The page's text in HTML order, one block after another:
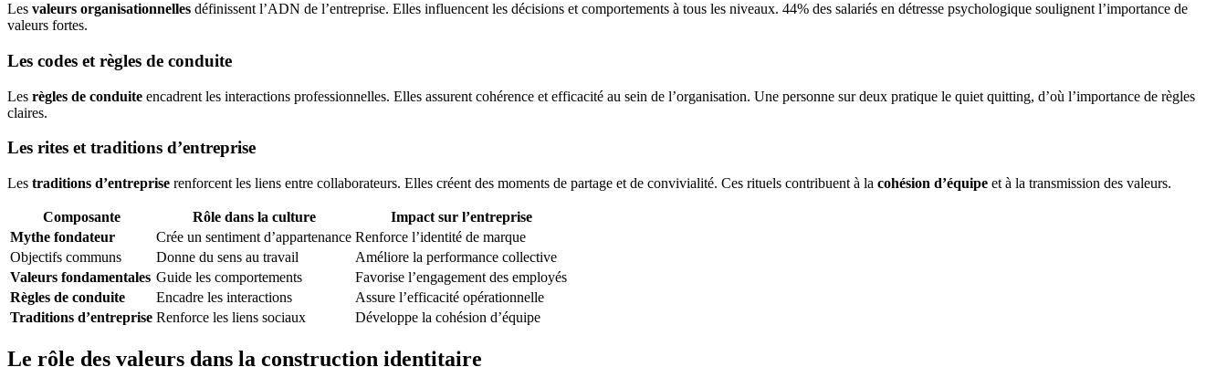
Les valeurs organisationnelles définissent l’ADN de l’entreprise. Elles influencent les décisions et comportements à tous les niveaux. 44% des salariés en détresse psychologique soulignent l’importance de
valeurs fortes.
Les codes et règles de conduite
Les règles de conduite encadrent les interactions professionnelles. Elles assurent cohérence et efficacité au sein de l’organisation. Une personne sur deux pratique le quiet quitting, d’où l’importance de règles
claires.
Les rites et traditions d’entreprise
Les traditions d’entreprise renforcent les liens entre collaborateurs. Elles créent des moments de partage et de convivialité. Ces rituels contribuent à la cohésion d’équipe et à la transmission des valeurs.
Composante Rôle dans la culture
Impact sur l’entreprise
Mythe fondateur
Crée un sentiment d’appartenance Renforce l’identité de marque
Objectifs communs
Donne du sens au travail
Améliore la performance collective
Valeurs fondamentales Guide les comportements
Favorise l’engagement des employés
Règles de conduite
Encadre les interactions
Assure l’efficacité opérationnelle
Traditions d’entreprise Renforce les liens sociaux Développe la cohésion d’équipe
Le rôle des valeurs dans la construction identitaire